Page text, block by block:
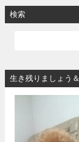
検索
生き残りましょう